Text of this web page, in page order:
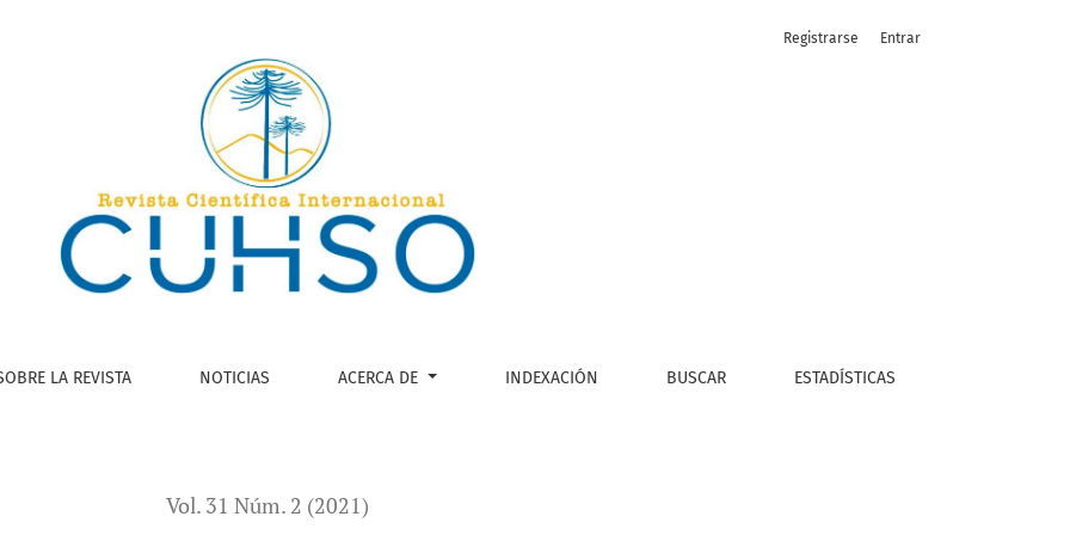
conocimiento arqueológico en el Lago Nahuel Huapi: avances y perspectivas en investigación y conservación
LA REVISTA NOTICIAS ACERCA DE INDEXACIÓN BUSCAR ESTADÍSTICAS
Registrarse Entrar
Vol. 31 Núm. 2 (2021)